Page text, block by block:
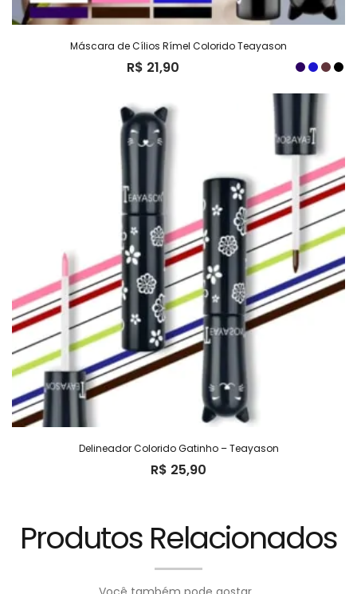
Máscara de Cílios Rímel Colorido Teayason
R$ 21,90
Delineador Colorido Gatinho – Teayason
R$ 25,90
Produtos Relacionados